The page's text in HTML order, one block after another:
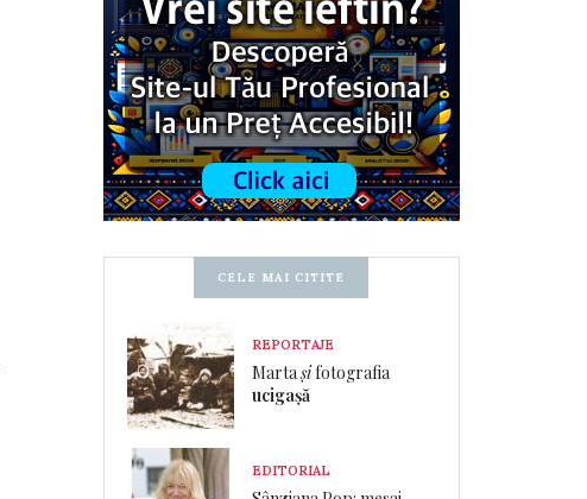
CELE MAI CITITE
REPORTAJE
Martașifotografia
ucigașă
EDITORIAL